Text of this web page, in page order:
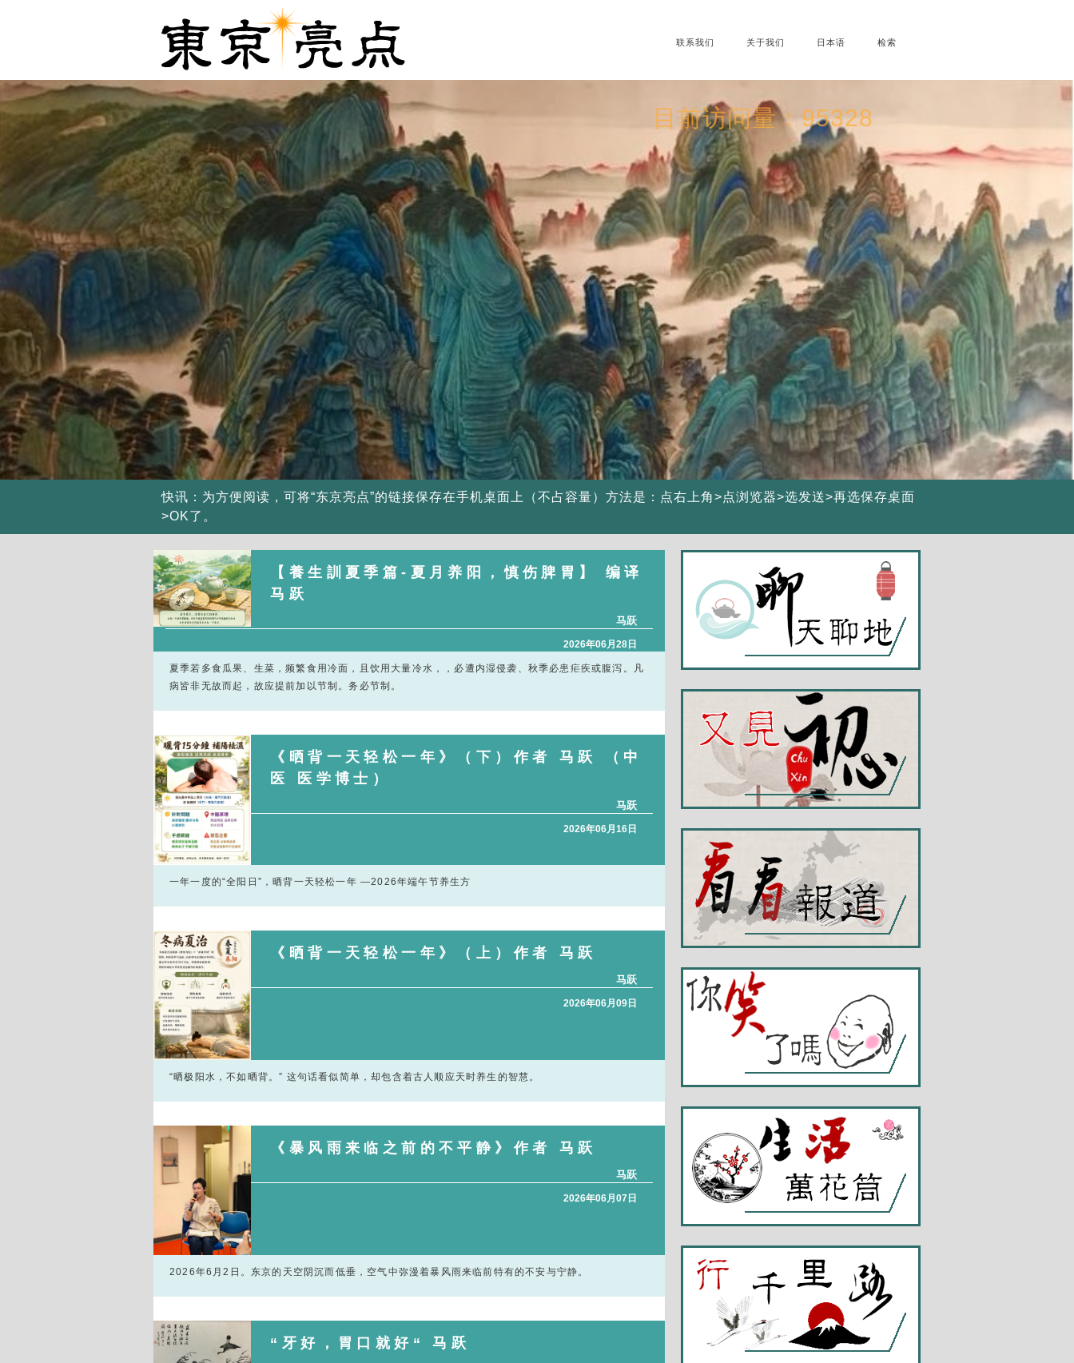
联系我们 关于我们 日本语 检索
目前访问量：95328
快讯：为方便阅读，可将“东京亮点”的链接保存在手机桌面上（不占容量）方法是：点右上角>点浏览器>选发送>再选保存桌面
>OK了。
【養生訓夏季篇-夏月养阳，慎伤脾胃】 编译
马跃
马跃
2026年06月28日
夏季若多食瓜果、生菜，频繁食用冷面，且饮用大量冷水，，必遭内湿侵袭、秋季必患疟疾或腹泻。凡
病皆非无故而起，故应提前加以节制。务必节制。
《晒背一天轻松一年》（下）作者 马跃 （中
医 医学博士）
马跃
2026年06月16日
一年一度的“全阳日”，晒背一天轻松一年 —2026年端午节养生方
《晒背一天轻松一年》（上）作者 马跃
马跃
2026年06月09日
“晒极阳水，不如晒背。” 这句话看似简单，却包含着古人顺应天时养生的智慧。
《暴风雨来临之前的不平静》作者 马跃
马跃
2026年06月07日
2026年6月2日。东京的天空阴沉而低垂，空气中弥漫着暴风雨来临前特有的不安与宁静。
​​​​​​​“牙好，胃口就好“ 马跃